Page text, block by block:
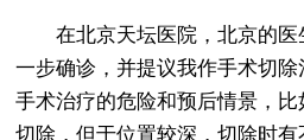
在北京天坛医院，北京的医
一步确诊，并提议我作手术切
手术治疗的危险和预后情景，
切除，但于位置较深，切除时